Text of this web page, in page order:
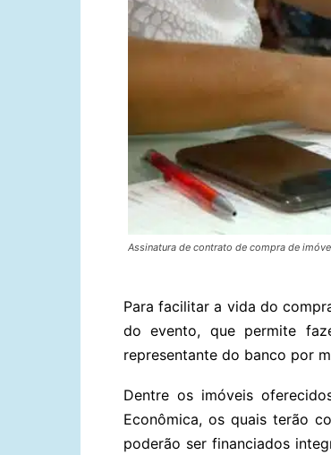
Assinatura de contrato de compra de
Para facilitar a vida do
do evento, que permite
representante do banco por
Dentre os imóveis
Econômica, os quais terão
poderão ser financiados